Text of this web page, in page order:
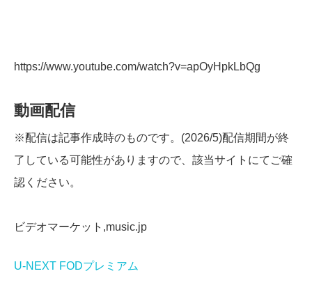
https://www.youtube.com/watch?v=apOyHpkLbQg
動画配信
※配信は記事作成時のものです。(2026/5)配信期間が終
了している可能性がありますので、該当サイトにてご確
認ください。
ビデオマーケット,music.jp
U-NEXT FODプレミアム